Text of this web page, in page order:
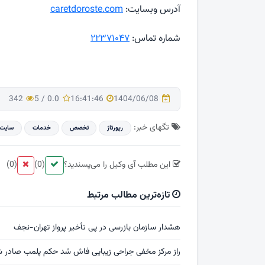
آدرس وبسایت: caretdoroste.com
شماره تماس: ۲۲۳۷۱۰۴۷
1404/06/08
16:41:46
0.0
/
5
342
تگهای خبر: رپورتاژ تخصص خدمات سایت
این مطلب آی وکیل را می‌پسندید؟ (0)
(0)
تازه‌ترین مطالب مرتبط
هشدار سازمان بازرسی در پی تأخیر پرواز تهران-نجف
راز مرکز مخفی جراحی زیبایی فاش شد حکم پلمب